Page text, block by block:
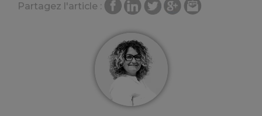
Partagez l'article :